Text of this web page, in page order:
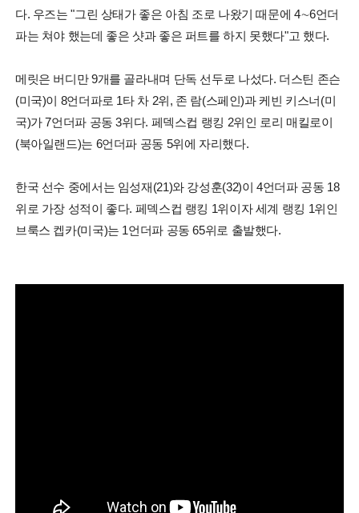
다. 우즈는 "그린 상태가 좋은 아침 조로 나왔기 때문에 4∼6언더
파는 쳐야 했는데 좋은 샷과 좋은 퍼트를 하지 못했다"고 했다.
메릿은 버디만 9개를 골라내며 단독 선두로 나섰다. 더스틴 존슨
(미국)이 8언더파로 1타 차 2위, 존 람(스페인)과 케빈 키스너(미
국)가 7언더파 공동 3위다. 페덱스컵 랭킹 2위인 로리 매킬로이
(북아일랜드)는 6언더파 공동 5위에 자리했다.
한국 선수 중에서는 임성재(21)와 강성훈(32)이 4언더파 공동 18
위로 가장 성적이 좋다. 페덱스컵 랭킹 1위이자 세계 랭킹 1위인
브룩스 켑카(미국)는 1언더파 공동 65위로 출발했다.